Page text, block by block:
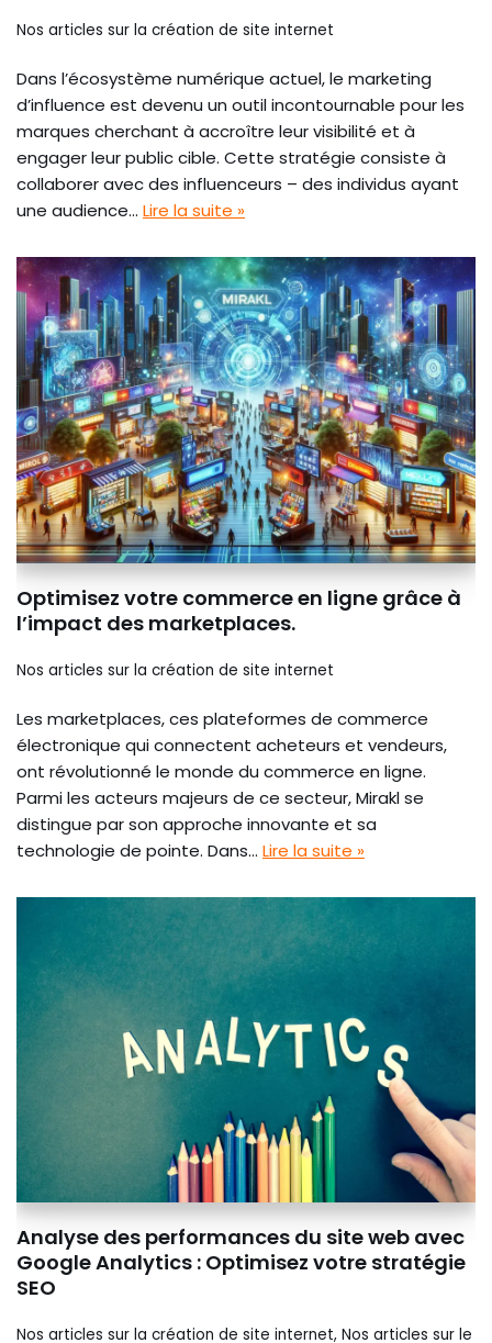
Nos articles sur la création de site internet
Dans l’écosystème numérique actuel, le marketing
d’influence est devenu un outil incontournable pour les
marques cherchant à accroître leur visibilité et à
engager leur public cible. Cette stratégie consiste à
collaborer avec des influenceurs – des individus ayant
une audience… Lire la suite »
Optimisez votre commerce en ligne grâce à
l’impact des marketplaces.
Nos articles sur la création de site internet
Les marketplaces, ces plateformes de commerce
électronique qui connectent acheteurs et vendeurs,
ont révolutionné le monde du commerce en ligne.
Parmi les acteurs majeurs de ce secteur, Mirakl se
distingue par son approche innovante et sa
technologie de pointe. Dans… Lire la suite »
Analyse des performances du site web avec
Google Analytics : Optimisez votre stratégie
SEO
Nos articles sur la création de site internet, Nos articles sur le